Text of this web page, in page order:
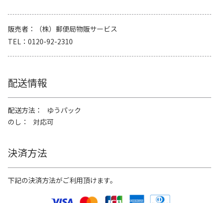
販売者
（株）郵便局物販サービス
TEL
0120-92-2310
配送情報
配送方法
ゆうパック
のし
対応可
決済方法
下記の決済方法がご利用頂けます。